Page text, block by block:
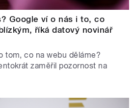
Google ví o nás i to, co
říká datový novinář
tom, co na webu děláme?
zaměřil pozornost na